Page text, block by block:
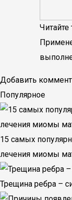
Читайте
Добавить
Популярное
15 самых
лечения миомы
Трещина ребра –